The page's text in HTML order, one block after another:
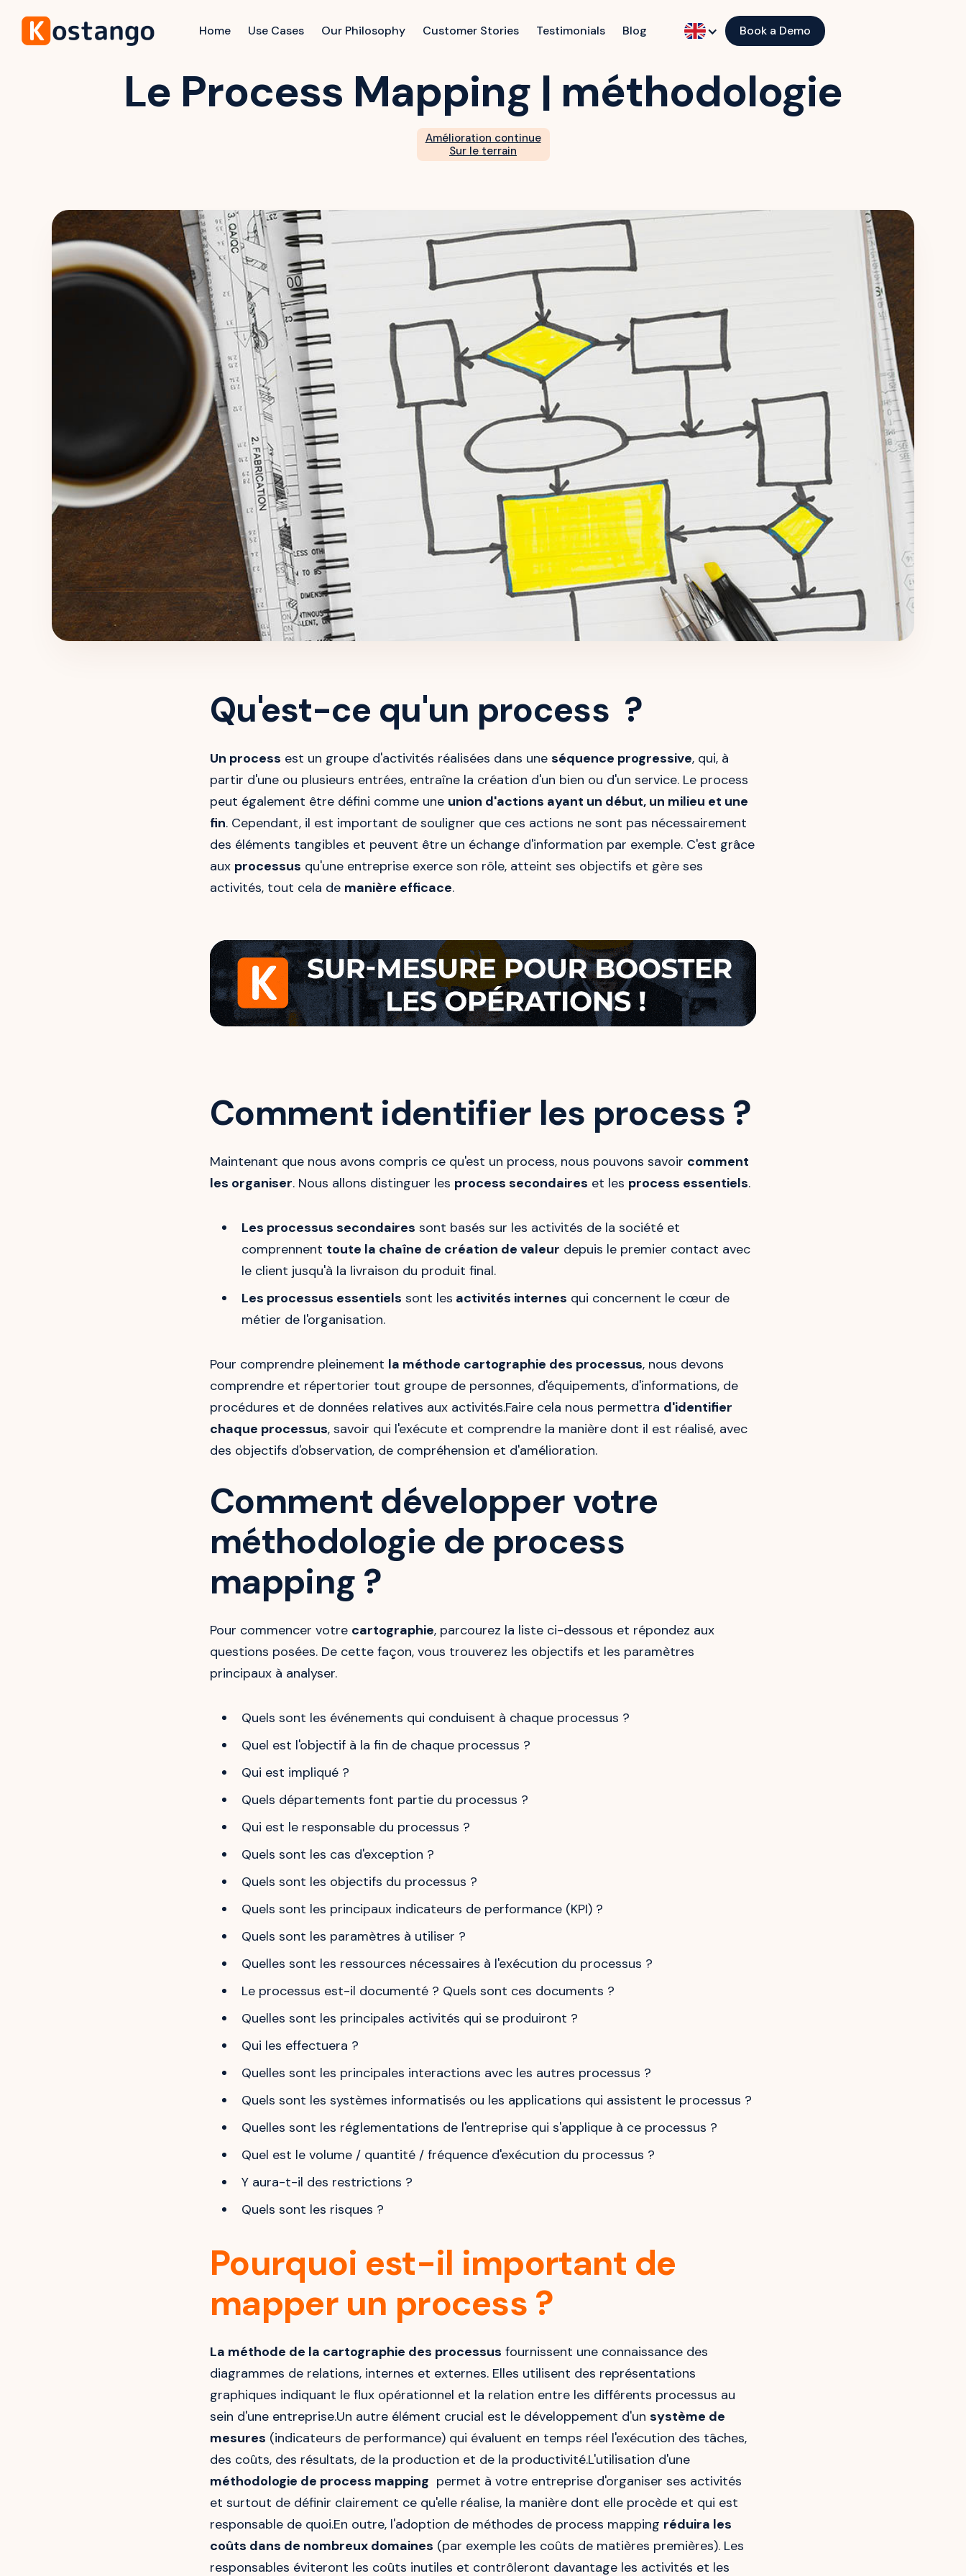
Home Use Cases Our Philosophy Customer Stories Testimonials Blog Book a Demo
Le Process Mapping | méthodologie
Amélioration continue
Sur le terrain
Qu'est-ce qu'un process ?
Un process est un groupe d'activités réalisées dans une séquence progressive, qui, à
partir d'une ou plusieurs entrées, entraîne la création d'un bien ou d'un service. Le process
peut également être défini comme une union d'actions ayant un début, un milieu et une
fin. Cependant, il est important de souligner que ces actions ne sont pas nécessairement
des éléments tangibles et peuvent être un échange d'information par exemple. C'est grâce
aux processus qu'une entreprise exerce son rôle, atteint ses objectifs et gère ses
activités, tout cela de manière efficace.
Comment identifier les process ?
Maintenant que nous avons compris ce qu'est un process, nous pouvons savoir comment
les organiser. Nous allons distinguer les process secondaires et les process essentiels.
Les processus secondaires sont basés sur les activités de la société et
comprennent toute la chaîne de création de valeur depuis le premier contact avec
le client jusqu'à la livraison du produit final.
Les processus essentiels sont les activités internes qui concernent le cœur de
métier de l'organisation.
Pour comprendre pleinement la méthode cartographie des processus, nous devons
comprendre et répertorier tout groupe de personnes, d'équipements, d'informations, de
procédures et de données relatives aux activités.Faire cela nous permettra d'identifier
chaque processus, savoir qui l'exécute et comprendre la manière dont il est réalisé, avec
des objectifs d'observation, de compréhension et d'amélioration.
Comment développer votre
méthodologie de process
mapping ?
Pour commencer votre cartographie, parcourez la liste ci-dessous et répondez aux
questions posées. De cette façon, vous trouverez les objectifs et les paramètres
principaux à analyser.
Quels sont les événements qui conduisent à chaque processus ?
Quel est l'objectif à la fin de chaque processus ?
Qui est impliqué ?
Quels départements font partie du processus ?
Qui est le responsable du processus ?
Quels sont les cas d'exception ?
Quels sont les objectifs du processus ?
Quels sont les principaux indicateurs de performance (KPI) ?
Quels sont les paramètres à utiliser ?
Quelles sont les ressources nécessaires à l'exécution du processus ?
Le processus est-il documenté ? Quels sont ces documents ?
Quelles sont les principales activités qui se produiront ?
Qui les effectuera ?
Quelles sont les principales interactions avec les autres processus ?
Quels sont les systèmes informatisés ou les applications qui assistent le processus ?
Quelles sont les réglementations de l'entreprise qui s'applique à ce processus ?
Quel est le volume / quantité / fréquence d'exécution du processus ?
Y aura-t-il des restrictions ?
Quels sont les risques ?
Pourquoi est-il important de
mapper un process ?
La méthode de la cartographie des processus fournissent une connaissance des
diagrammes de relations, internes et externes. Elles utilisent des représentations
graphiques indiquant le flux opérationnel et la relation entre les différents processus au
sein d'une entreprise.Un autre élément crucial est le développement d'un système de
mesures (indicateurs de performance) qui évaluent en temps réel l'exécution des tâches,
des coûts, des résultats, de la production et de la productivité.L'utilisation d'une
méthodologie de process mapping permet à votre entreprise d'organiser ses activités
et surtout de définir clairement ce qu'elle réalise, la manière dont elle procède et qui est
responsable de quoi.En outre, l'adoption de méthodes de process mapping réduira les
coûts dans de nombreux domaines (par exemple les coûts de matières premières). Les
responsables éviteront les coûts inutiles et contrôleront davantage les activités et les